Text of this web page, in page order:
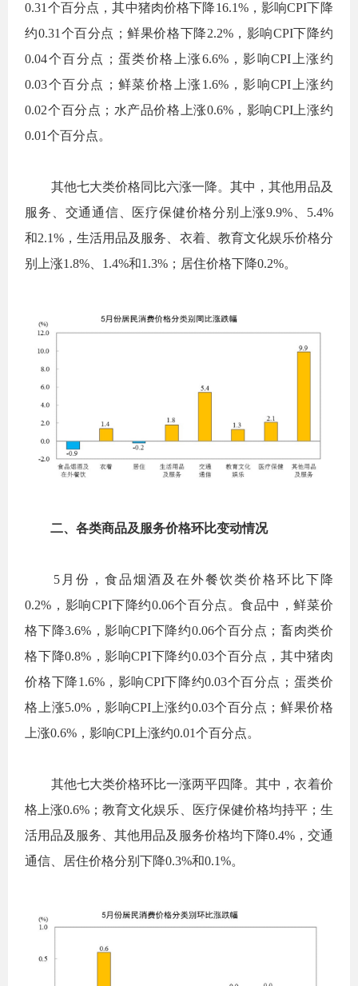
0.31个百分点，其中猪肉价格下降16.1%，影响CPI下降
约0.31个百分点；鲜果价格下降2.2%，影响CPI下降约
0.04个百分点；蛋类价格上涨6.6%，影响CPI上涨约
0.03个百分点；鲜菜价格上涨1.6%，影响CPI上涨约
0.02个百分点；水产品价格上涨0.6%，影响CPI上涨约
0.01个百分点。
其他七大类价格同比六涨一降。其中，其他用品及
服务、交通通信、医疗保健价格分别上涨9.9%、 5.4%
和2.1% ，生活用品及服务、衣着、教育文化娱乐价格分
别上涨1.8%、 1.4%和1.3% ；居住价格下降0.2%。
二、各类商品及服务价格环比变动情况
5 月份，食品烟酒及在外餐饮类价格环比下降
0.2% ，影响CPI下降约0.06个百分点。食品中，鲜菜价
格下降3.6% ，影响CPI下降约0.06个百分点；畜肉类价
格下降0.8% ，影响CPI下降约0.03个百分点，其中猪肉
价格下降1.6%，影响CPI下降约0.03个百分点；蛋类价
格上涨5.0% ，影响CPI上涨约0.03个百分点；鲜果价格
上涨0.6% ，影响CPI上涨约0.01个百分点。
其他七大类价格环比一涨两平四降。其中，衣着价
格上涨0.6% ；教育文化娱乐、医疗保健价格均持平；生
活用品及服务、其他用品及服务价格均下降0.4%，交通
通信、居住价格分别下降0.3%和0.1%。